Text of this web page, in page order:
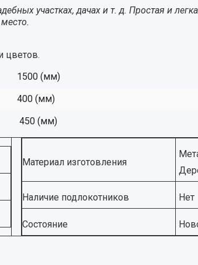
участках, дачах и т. д. Простая и
цветов.
1500 (мм)
400 (мм)
450 (мм)
Материал изготовления
Наличие подлокотников Нет
Состояние